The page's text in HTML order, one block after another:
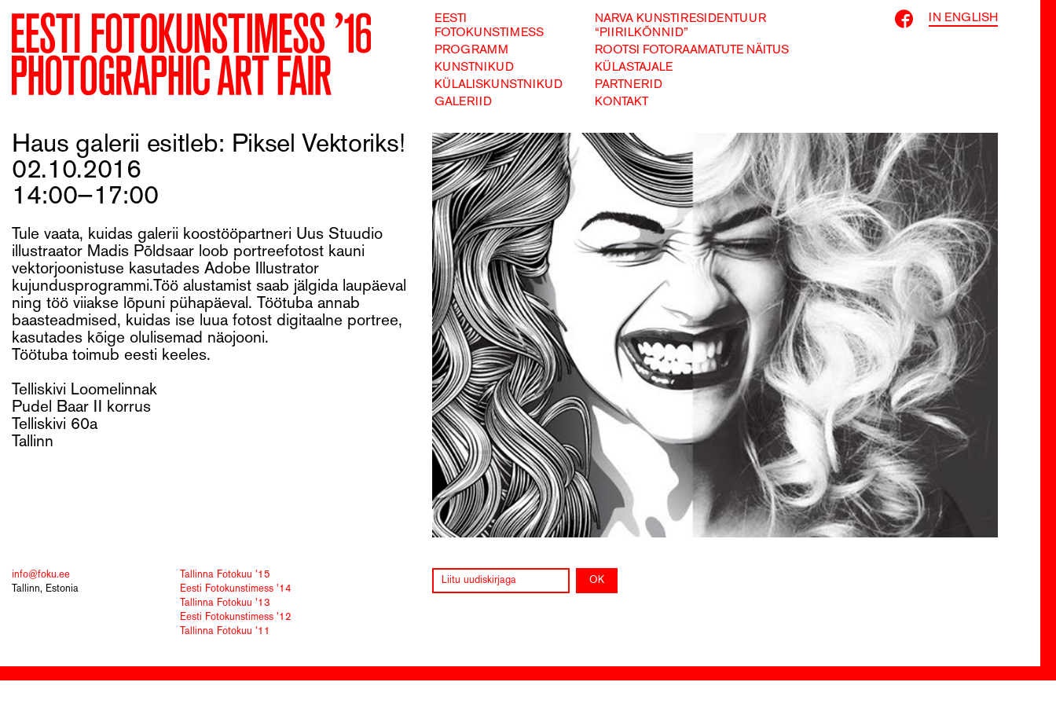
EESTI
FOTOKUNSTIMESS
PROGRAMM
KUNSTNIKUD
KÜLALISKUNSTNIKUD
GALERIID
NARVA KUNSTIRESIDENTUUR
“PIIRILKÕNNID”
ROOTSI FOTORAAMATUTE NÄITUS
KÜLASTAJALE
PARTNERID
KONTAKT
IN ENGLISH
Haus galerii esitleb: Piksel Vektoriks!
02.10.2016
14:00—17:00
Tule vaata, kuidas galerii koostööpartneri Uus Stuudio
illustraator Madis Põldsaar loob portreefotost kauni
vektorjoonistuse kasutades Adobe Illustrator
kujundusprogrammi.Töö alustamist saab jälgida laupäeval
ning töö viiakse lõpuni pühapäeval. Töötuba annab
baasteadmised, kuidas ise luua fotost digitaalne portree,
kasutades kõige olulisemad näojooni.
Töötuba toimub eesti keeles.
Telliskivi Loomelinnak
Pudel Baar II korrus
Telliskivi 60a
Tallinn
info@foku.ee
Tallinn, Estonia
Tallinna Fotokuu '15
Eesti Fotokunstimess '14
Tallinna Fotokuu '13
Eesti Fotokunstimess '12
Tallinna Fotokuu '11